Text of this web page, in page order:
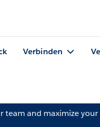
Verbinden
team and maximize